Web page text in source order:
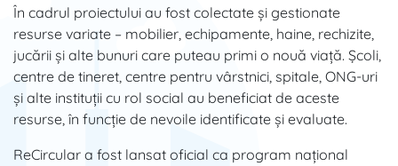
În cadrul proiectului au fost colectate și gestionate
resurse variate – mobilier, echipamente, haine, rechizite,
jucării și alte bunuri care puteau primi o nouă viață. Școli,
centre de tineret, centre pentru vârstnici, spitale, ONG-uri
și alte instituții cu rol social au beneficiat de aceste
resurse, în funcție de nevoile identificate și evaluate.
ReCircular a fost lansat oficial ca program național